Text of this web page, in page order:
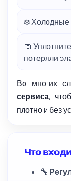
❄️ Холодные
🧼
потеряли
Во многих
сервиса,
плотно и без
Что
🔧